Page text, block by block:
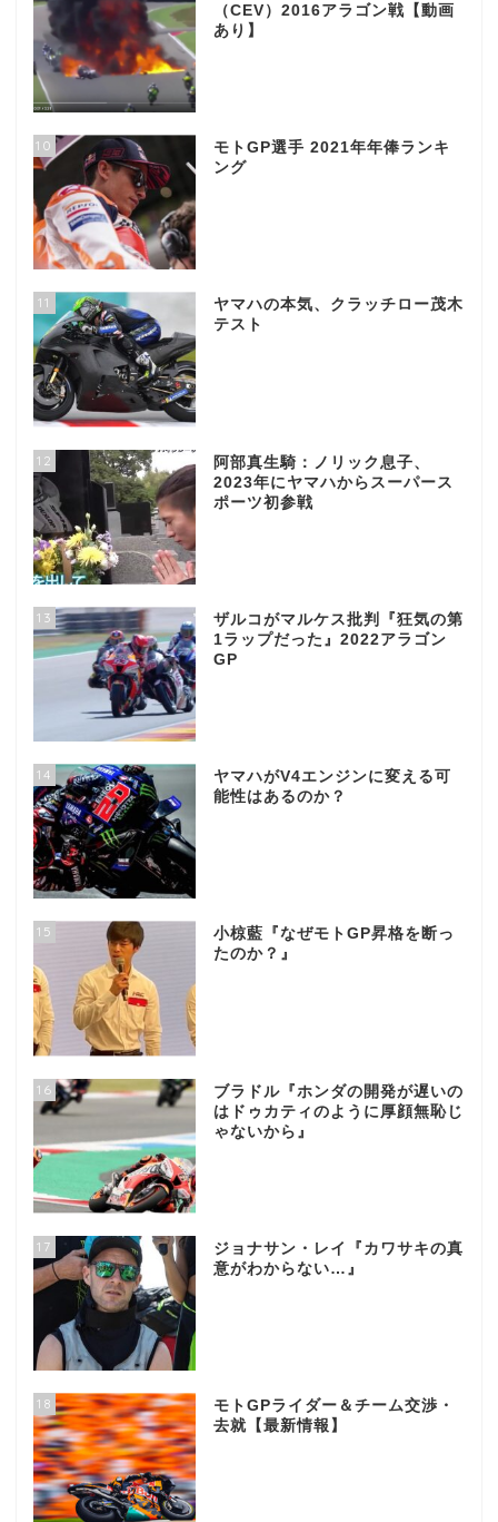
（CEV）2016アラゴン戦【動画
あり】
10
モトGP選手 2021年年俸ランキ
ング
11
ヤマハの本気、クラッチロー茂木
テスト
12
阿部真生騎：ノリック息子、
2023年にヤマハからスーパース
ポーツ初参戦
13
ザルコがマルケス批判『狂気の第
1ラップだった』2022アラゴン
GP
14
ヤマハがV4エンジンに変える可
能性はあるのか？
15
小椋藍『なぜモトGP昇格を断っ
たのか？』
16
ブラドル『ホンダの開発が遅いの
はドゥカティのように厚顔無恥じ
ゃないから』
17
ジョナサン・レイ『カワサキの真
意がわからない…』
18
モトGPライダー＆チーム交渉・
去就【最新情報】